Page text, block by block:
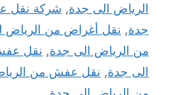
الرياض الى جدة, شركة نقل
جدة, نقل أغراض من الرياض
من الرياض الى جدة, نقل
الى جدة, نقل عفش من